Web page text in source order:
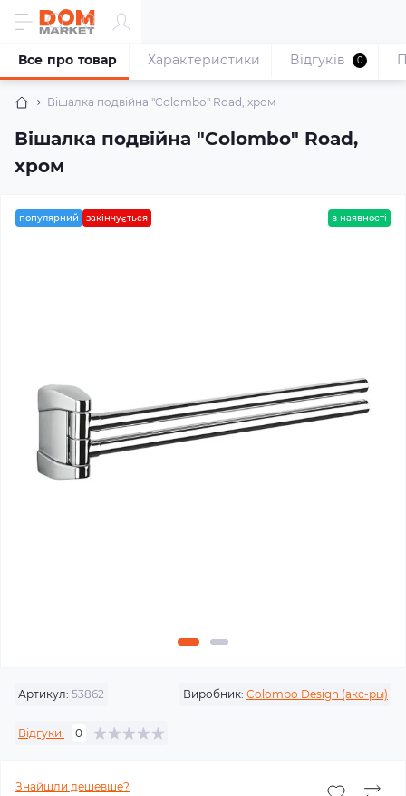
Вішалка подвійна "Colombo" Road, хром
Вішалка подвійна "Colombo" Road,
хром
Все про товар Характеристики Відгуків 0
популярний закінчується в наявності
Артикул: 53862 Виробник: Colombo Design (акс-ры)
Відгуки: 0
Знайшли дешевше?